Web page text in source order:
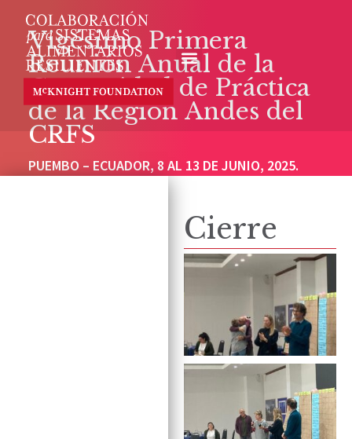
Vigésimo Primera
Reunión Anual de la
Comunidad de Práctica
de la Región Andes del
CRFS
PUEMBO – ECUADOR, 8 AL 13 DE JUNIO, 2025.
Cierre